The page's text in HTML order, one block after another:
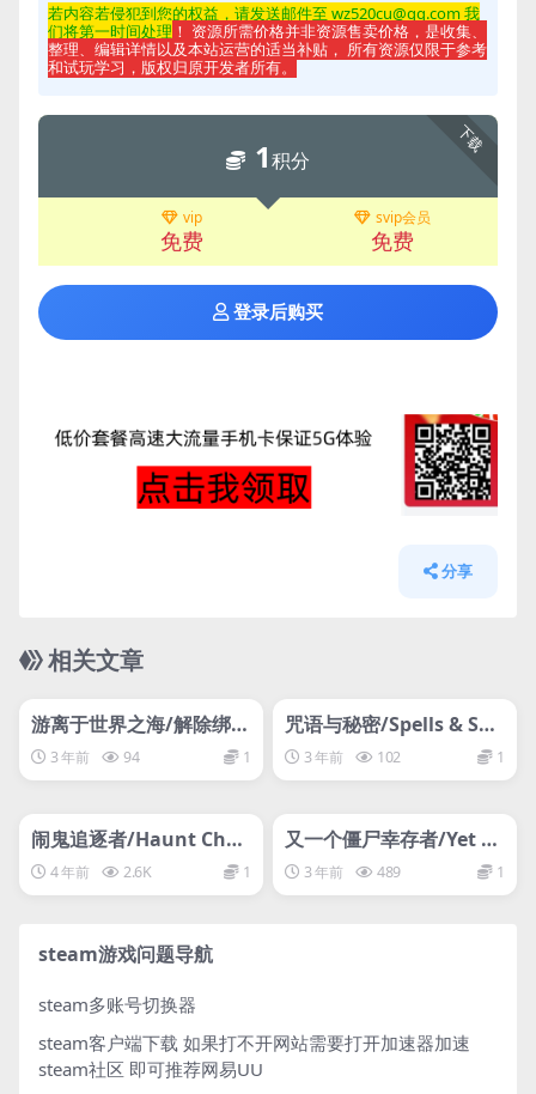
若内容若侵犯到您的权益，请发送邮件至 wz520cu@qq.com 我
们将第一时间处理 ！ 资源所需价格并非资源售卖价格，是收集、
整理、编辑详情以及本站运营的适当补贴， 所有资源仅限于参考
和试玩学习，版权归原开发者所有。
下载
1积分
vip
免费
svip会员
免费
登录后购买
分享
相关文章
网盘下载游戏
游离于世界之海/解除绑
定：世界分离/Unbound:
Worlds Apart
3 年前 94 1
网盘下载游戏
咒语与秘密/Spells & Sec
rets3 年前 102 1
支持网络联机
闹鬼追逐者/Haunt Chas
er/单机.网络联机
4 年前 2.6K 1
网盘下载游戏
又一个僵尸幸存者/Yet A
nother Zombie Survivo
rs
3 年前 489 1
steam游戏问题导航
steam多账号切换器
steam客户端下载 如果打不开网站需要打开加速器加速
steam社区 即可推荐网易UU